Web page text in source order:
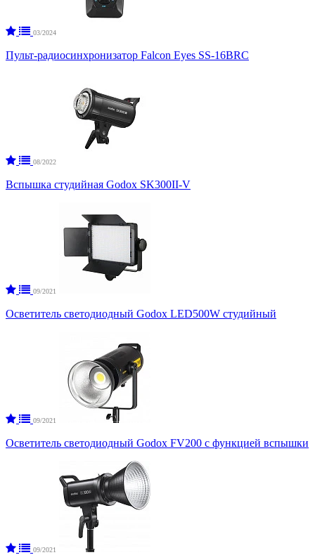
03/2024
Пульт-радиосинхронизатор Falcon Eyes SS-16BRC
08/2022
Вспышка студийная Godox SK300II-V
09/2021
Осветитель светодиодный Godox LED500W студийный
09/2021
Осветитель светодиодный Godox FV200 с функцией вспышки
09/2021